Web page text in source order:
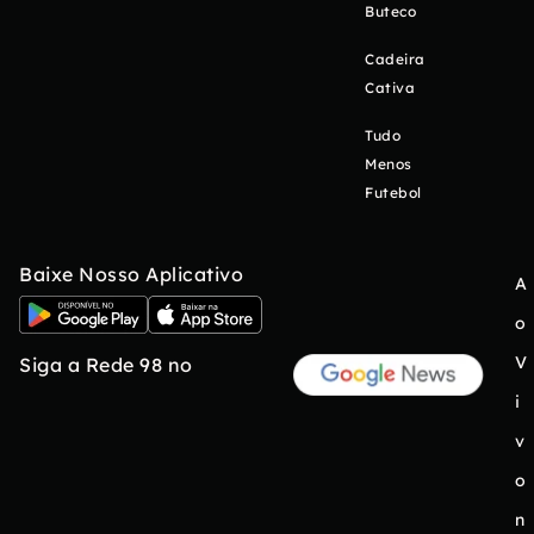
Buteco
Cadeira
Cativa
Tudo
Menos
Futebol
Baixe Nosso Aplicativo
Siga a Rede 98 no
A
o
V
i
v
o
n